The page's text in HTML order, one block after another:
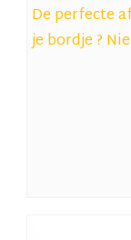
De perfecte
je bordje ?